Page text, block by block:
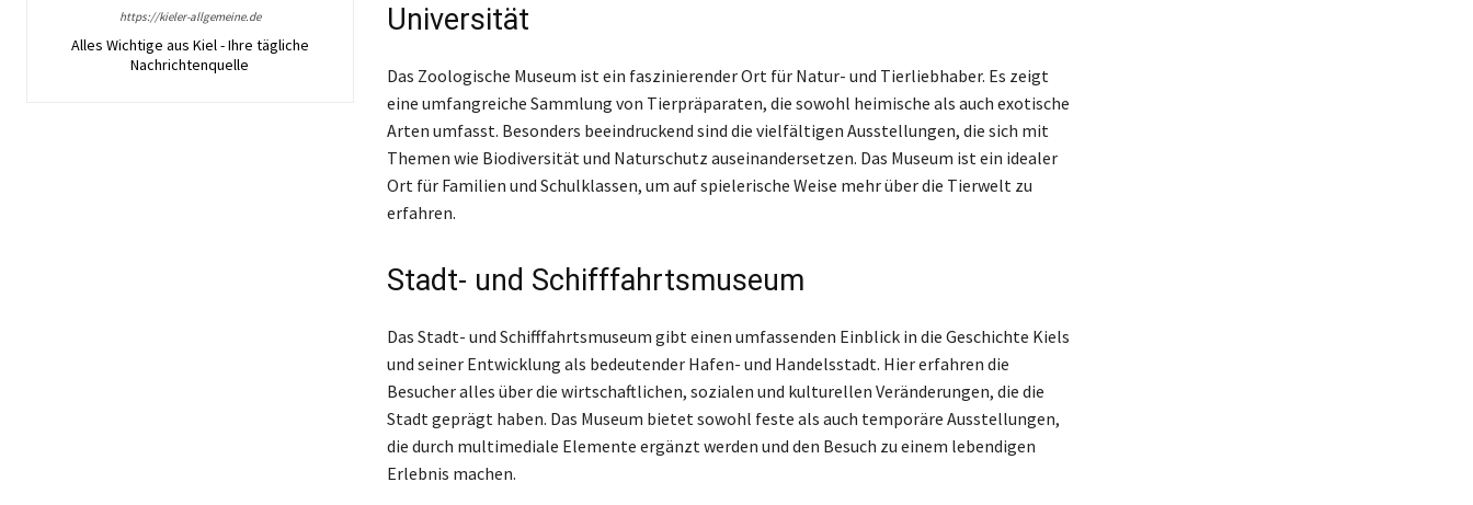
https://kieler-allgemeine.de
Alles Wichtige aus Kiel - Ihre tägliche
Nachrichtenquelle
Universität
Das Zoologische Museum ist ein faszinierender Ort für Natur- und Tierliebhaber. Es zeigt
eine umfangreiche Sammlung von Tierpräparaten, die sowohl heimische als auch exotische
Arten umfasst. Besonders beeindruckend sind die vielfältigen Ausstellungen, die sich mit
Themen wie Biodiversität und Naturschutz auseinandersetzen. Das Museum ist ein idealer
Ort für Familien und Schulklassen, um auf spielerische Weise mehr über die Tierwelt zu
erfahren.
Stadt- und Schifffahrtsmuseum
Das Stadt- und Schifffahrtsmuseum gibt einen umfassenden Einblick in die Geschichte Kiels
und seiner Entwicklung als bedeutender Hafen- und Handelsstadt. Hier erfahren die
Besucher alles über die wirtschaftlichen, sozialen und kulturellen Veränderungen, die die
Stadt geprägt haben. Das Museum bietet sowohl feste als auch temporäre Ausstellungen,
die durch multimediale Elemente ergänzt werden und den Besuch zu einem lebendigen
Erlebnis machen.